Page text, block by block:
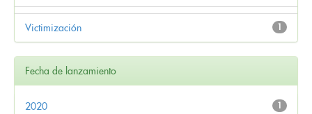
1
Victimización
Fecha de lanzamiento
1
2020